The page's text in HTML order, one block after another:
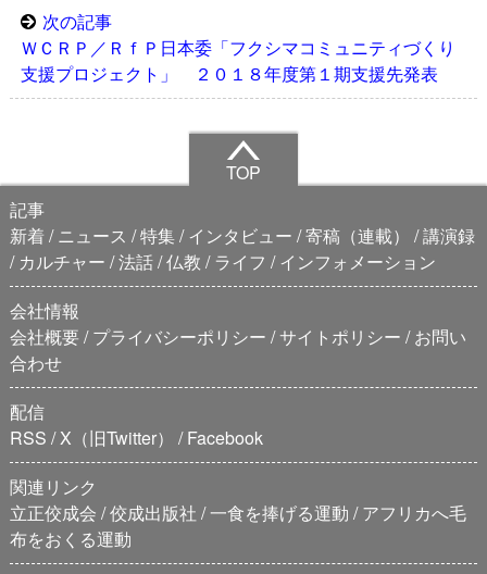
次の記事
ＷＣＲＰ／ＲｆＰ日本委「フクシマコミュニティづくり
支援プロジェクト」 ２０１８年度第１期支援先発表
TOP
記事
新着
ニュース 特集 インタビュー 寄稿（連載）
講演録
カルチャー 法話 仏教 ライフ
インフォメーション
会社情報
会社概要 プライバシーポリシー サイトポリシー
お問い
合わせ
配信
RSS X（旧Twitter）
Facebook
関連リンク
立正佼成会 佼成出版社 一食を捧げる運動
アフリカへ毛
布をおくる運動